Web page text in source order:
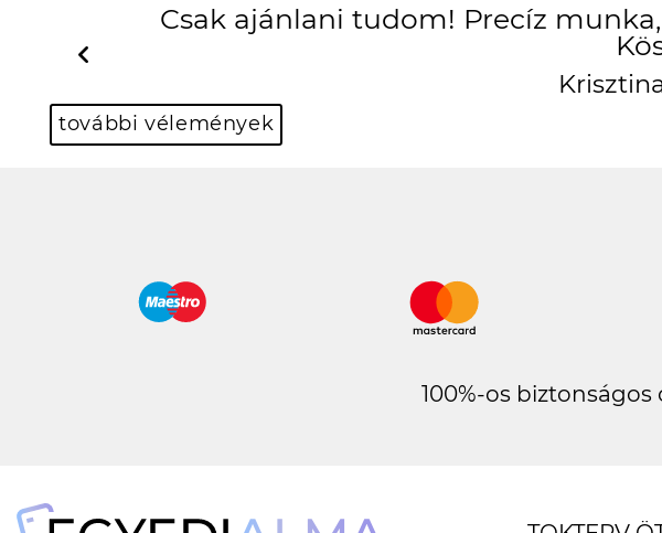
Csak ajánlani tudom! Precíz
Previous
további vélemények
100%-os